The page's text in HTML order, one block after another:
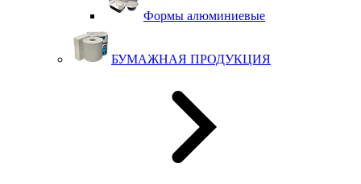
Формы алюминиевые
БУМАЖНАЯ ПРОДУКЦИЯ